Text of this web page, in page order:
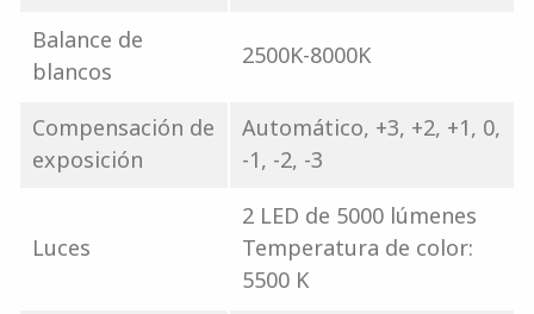
Balance de
blancos
2500K-8000K
Compensación de
exposición
Automático, +3, +2, +1, 0,
-1, -2, -3
Luces
2 LED de 5000 lúmenes
Temperatura de color:
5500 K